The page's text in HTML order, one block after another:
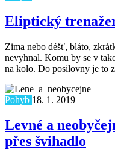
Eliptický
Zima nebo déšť, bláto,
nevyhnal. Komu by se v
na kolo. Do posilovny je to
Pohyb 18. 1. 2019
Levné a
přes švihadlo